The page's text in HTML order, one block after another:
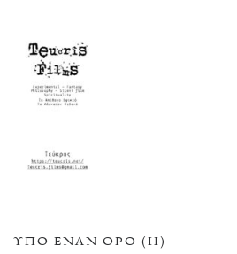
ΥΠΌ ΈΝΑΝ ΌΡΟ (ΙΙ)